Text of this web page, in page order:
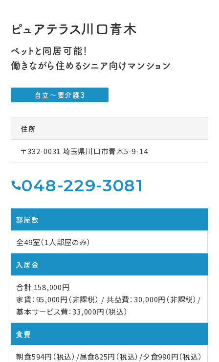
ピュアテラス川口青木
ペットと同居可能！
働きながら住めるシニア向けマンション
自立～要介護3
住所
〒332-0031 埼玉県川口市青木5-9-14
048-229-3081
部屋数
全49室（1人部屋のみ）
入居金
合計 158,000円
家賃：95,000円（非課税） / 共益費：30,000円（非課税）/
基本サービス費：33,000円（税込）
食費
朝食594円（税込）/昼食825円（税込）/夕食990円（税込）